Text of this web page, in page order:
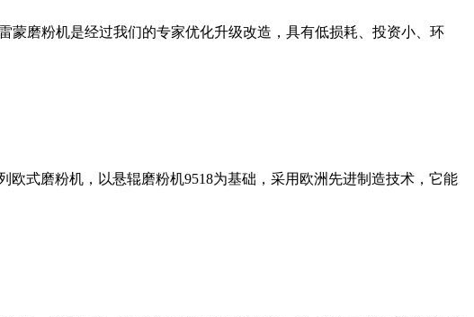
蒙磨粉机是经过我们的专家优化升级改造，具有低损耗、投资小、环
式磨粉机，以悬辊磨粉机9518为基础，采用欧洲先进制造技术，它能